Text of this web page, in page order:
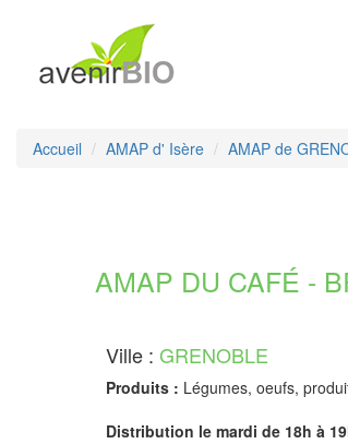
Accueil AMAP d' Isère AMAP de
AMAP DU CAFÉ -
Ville : GRENOBLE
Produits : Légumes, oeufs,
Distribution le mardi de 18h à